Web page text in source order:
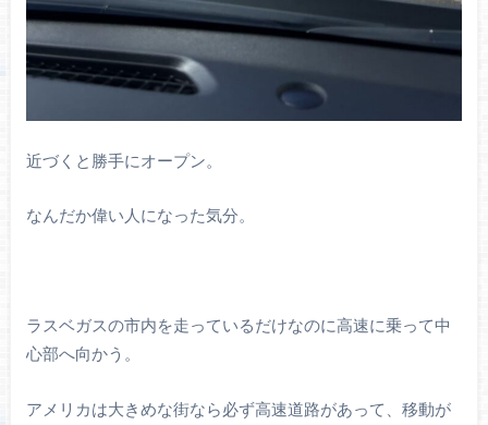
近づくと勝手にオープン。
なんだか偉い人になった気分。
ラスベガスの市内を走っているだけなのに高速に乗って中
心部へ向かう。
アメリカは大きめな街なら必ず高速道路があって、移動が